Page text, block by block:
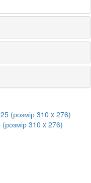
310 x 276)